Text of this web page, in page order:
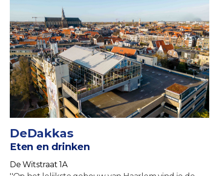
DeDakkas
Eten en drinken
De Witstraat 1A